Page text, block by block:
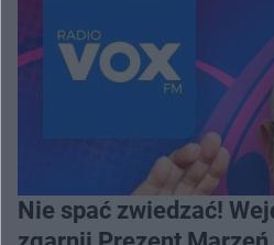
Nie spać zwiedzać!